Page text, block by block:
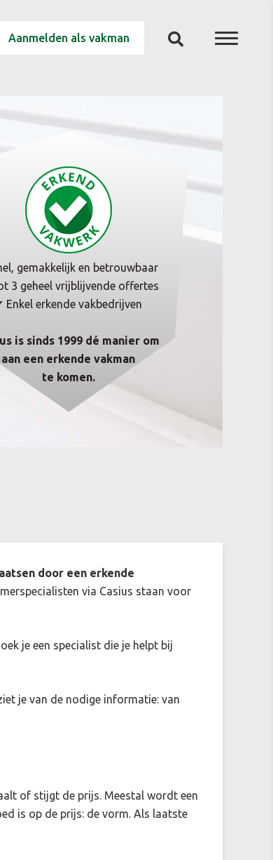
Aanmelden als vakman
gemakkelijk en betrouwbaar
3 geheel vrijblijvende offertes
Enkel erkende vakbedrijven
is sinds 1999 dé manier om
aan een erkende vakman
te komen.
door een erkende
via Casius staan voor
je een specialist die je helpt bij
je van de nodige informatie: van
of stijgt de prijs. Meestal wordt een
is op de prijs: de vorm. Als laatste